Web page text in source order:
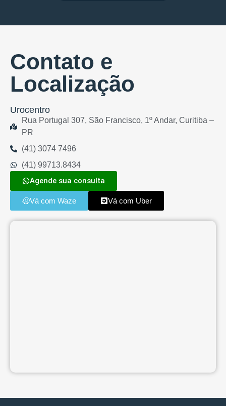
Contato e
Localização
Urocentro
Rua Portugal 307, São Francisco, 1º Andar, Curitiba –
PR
(41) 3074 7496
(41) 99713.8434
Agende sua consulta
Vá com Waze Vá com Uber